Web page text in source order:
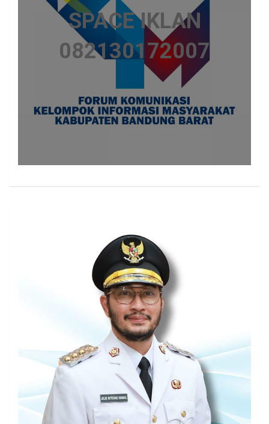
SPACE IKLAN
082130172007